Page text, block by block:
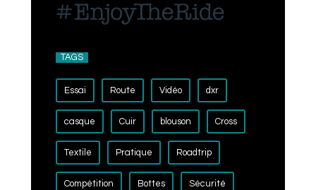
TAGS
Essai Route Vidéo dxr
casque Cuir blouson Cross
Textile Pratique Roadtrip
Compétition Bottes Sécurité